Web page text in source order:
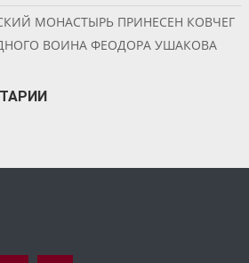
МОНАСТЫРЬ ПРИНЕСЕН КОВЧЕГ
ВОИНА ФЕОДОРА УШАКОВА